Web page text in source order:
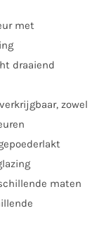
met
draaiend
zowel
maten